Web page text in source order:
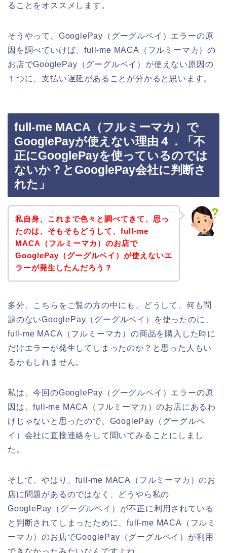
ることをオススメします。
そうやって、GooglePay（グーグルペイ）エラーの原
因を調べていけば、full-me MACA（フルミーマカ）の
お店でGooglePay（グーグルペイ）が使えない原因の
１つに、支払い遅延があることが分かると思います。
full-me MACA（フルミーマカ）で
GooglePayが使えない理由４．「不
正にGooglePayを使っているのでは
ないか？とGooglePay会社に判断さ
れた」
私自身、これまで色々と調べてきて、思っ
たのは、そもそもどうして、full-me
MACA（フルミーマカ）のお店で
GooglePay（グーグルペイ）が使えないエ
ラーが発生したんだろう？
多分、こちらをご覧の方の中にも、どうして、何も問
題のないGooglePay（グーグルペイ）を使ったのに、
full-me MACA（フルミーマカ）の商品を購入した時に
だけエラーが発生してしまったのか？と思った人もい
るかもしれません。
私は、今回のGooglePay（グーグルペイ）エラーの原
因は、full-me MACA（フルミーマカ）のお店にあるわ
けじゃないと思ったので、GooglePay（グーグルペ
イ）会社に直接連絡をして聞いてみることにしまし
た。
そして、やはり、full-me MACA（フルミーマカ）のお
店に問題があるのではなく、どうやら私の
GooglePay（グーグルペイ）が不正に利用されている
と判断されてしまったために、full-me MACA（フルミ
ーマカ）のお店でGooglePay（グーグルペイ）が利用
できなかったみたいなんですよね。